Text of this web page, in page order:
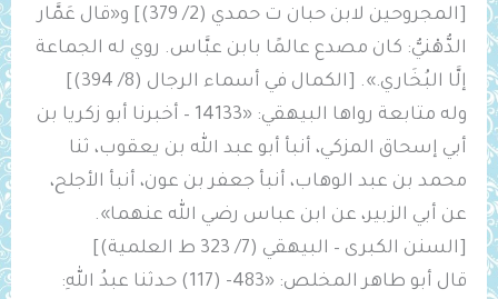
[المجروحين لابن حبان ت حمدي (2/ 379)] و«قال عَمَّار
الدُّهْنيُّ: كان ‌مصدع عالمًا بابن عبَّاس. روي له الجماعة
إلَّا البُخَاري.». [الكمال في أسماء الرجال (8/ 394)]
وله متابعة رواها البيهقي: «14133 – أخبرنا أبو زكريا بن
أبي إسحاق المزكي، أنبأ أبو عبد الله بن يعقوب، ثنا
محمد بن عبد الوهاب، أنبأ جعفر بن عون، أنبأ الأجلح،
عن أبي الزبير، عن ابن عباس رضي الله عنهما».
[السنن الكبرى – البيهقي (7/ 323 ط العلمية)]
قال أبو طاهر المخلص: «483- (117) حدثنا عبدُ اللهِ: